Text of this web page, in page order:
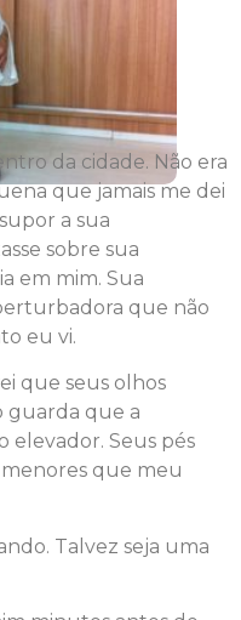
da cidade. Não era
que jamais me dei
a sua
sobre sua
em mim. Sua
que não
eu vi.
que seus olhos
guarda que a
Seus pés
que meu
Talvez seja uma